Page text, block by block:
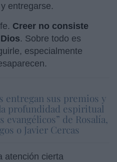
entregarse.
Creer no consiste
. Sobre todo es
especialmente
entregan sus premios y
profundidad espiritual
evangélicos” de Rosalía,
o Javier Cercas
atención cierta